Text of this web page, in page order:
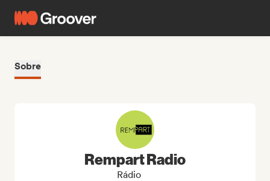
Sobre
Rempart Radio
Rádio